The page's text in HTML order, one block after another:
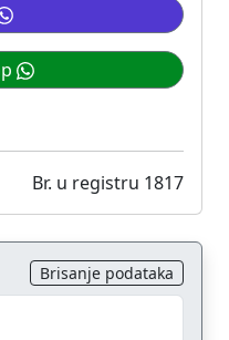
Br. u registru 1817
Brisanje podataka